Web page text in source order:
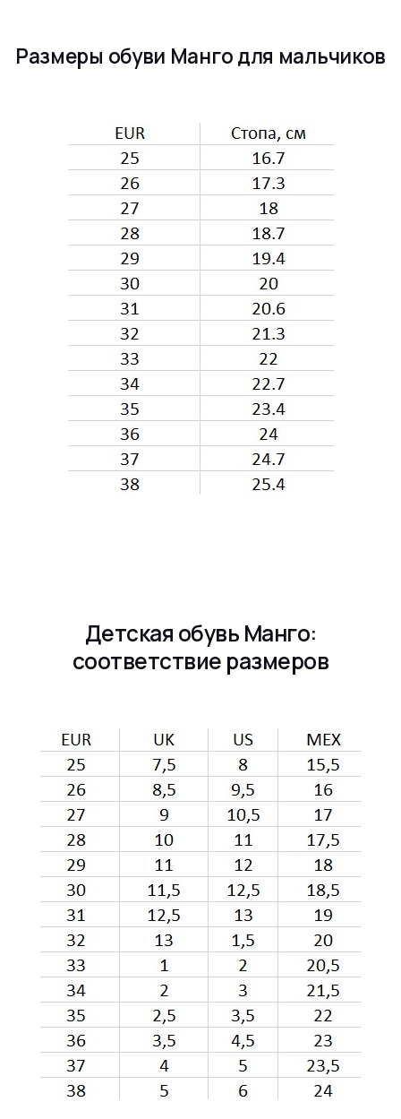
Размеры обуви Манго для мальчиков
Детская обувь Манго:
соответствие размеров